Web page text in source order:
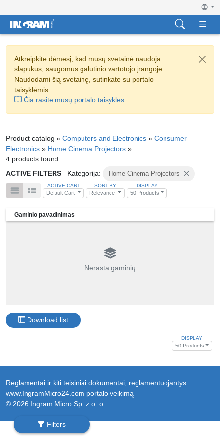
Atkreipkite dėmesį, kad mūsų svetainė naudoja
slapukus, saugomus galutinio vartotojo įrangoje.
Naudodami šią svetainę, sutinkate su portalo
taisyklėmis.
Čia rasite mūsų portalo taisykles
Product catalog » Computers and Electronics » Consumer
Electronics » Home Cinema Projectors »
4 products found
ACTIVE FILTERS
Kategorija: Home Cinema Projectors
ACTIVE CART
Default Cart
SORT BY
Relevance
DISPLAY
50 Products
Filters
Gaminio pavadinimas
Nerasta gaminių
Download list
DISPLAY
50 Products
Reglamentai ir kiti teisiniai dokumentai, reglamentuojantys
www.IngramMicro24.com portalo veikimą
© 2026 Ingram Micro Sp. z o. o.